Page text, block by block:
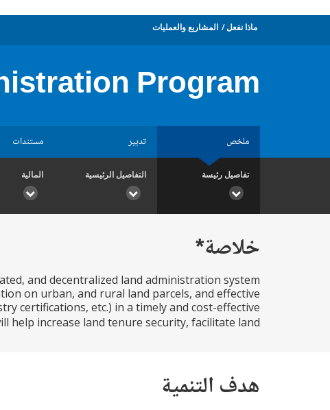
ماذا نفعل المشاريع والعمليات
Program
ملخص تدبير مستندات
تفاصيل رئيسة التفاصيل الرئيسية المالية
خلاصة*
and decentralized land administration system
on urban, and rural land parcels, and effective
certifications, etc.) in a timely and cost-effective
help increase land tenure security, facilitate land...
هدف التنمية